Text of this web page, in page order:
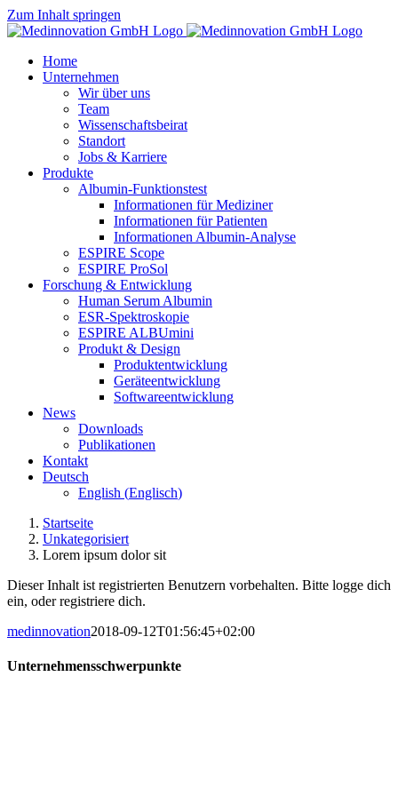
Zum Inhalt springen
Home
Unternehmen
Wir über uns
Team
Wissenschaftsbeirat
Standort
Jobs & Karriere
Produkte
Albumin-Funktionstest
Informationen für Mediziner
Informationen für Patienten
Informationen Albumin-Analyse
ESPIRE Scope
ESPIRE ProSol
Forschung & Entwicklung
Human Serum Albumin
ESR-Spektroskopie
ESPIRE ALBUmini
Produkt & Design
Produktentwicklung
Geräteentwicklung
Softwareentwicklung
News
Downloads
Publikationen
Kontakt
Deutsch
English (Englisch)
Startseite
Unkategorisiert
Lorem ipsum dolor sit
Dieser Inhalt ist registrierten Benutzern vorbehalten. Bitte logge dich
ein, oder registriere dich.
medinnovation2018-09-12T01:56:45+02:00
Unternehmensschwerpunkte